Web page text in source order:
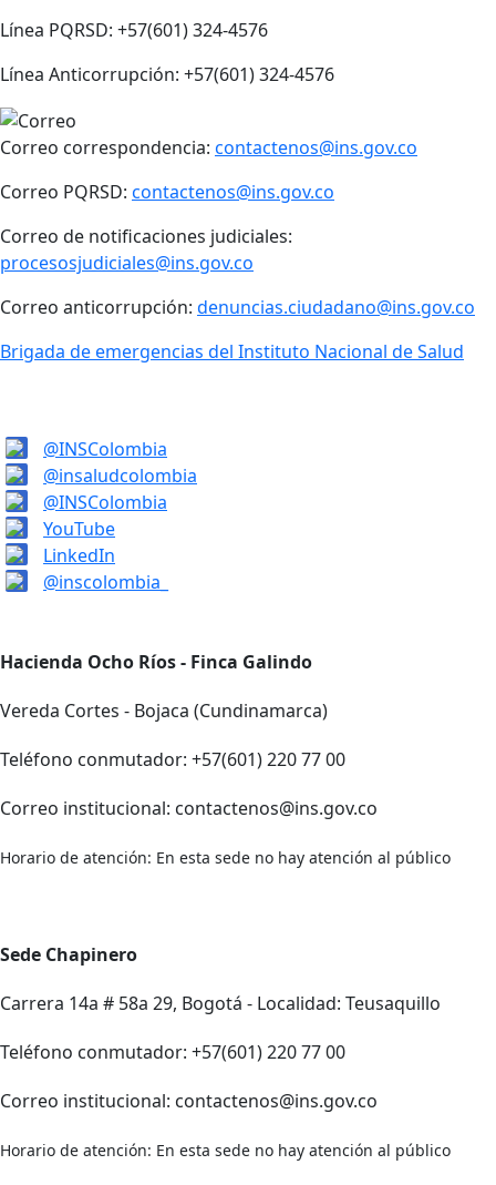
Línea PQRSD: +57(601) 324-4576
Línea Anticorrupción: +57(601) 324-4576
Correo correspondencia: contactenos@ins.gov.co
Correo PQRSD: contactenos@ins.gov.co
Correo de notificaciones judiciales:
procesosjudiciales@ins.gov.co
Correo anticorrupción: denuncias.ciudadano@ins.gov.co
Brigada de emergencias del Instituto Nacional de Salud
@INSColombia
@insaludcolombia
@INSColombia
YouTube
LinkedIn
@inscolombia_
Hacienda Ocho Ríos - Finca Galindo
Vereda Cortes - Bojaca (Cundinamarca)
Teléfono conmutador: +57(601) 220 77 00
Correo institucional: contactenos@ins.gov.co
Horario de atención: En esta sede no hay atención al público
Sede Chapinero
Carrera 14a # 58a 29, Bogotá - Localidad: Teusaquillo
Teléfono conmutador: +57(601) 220 77 00
Correo institucional: contactenos@ins.gov.co
Horario de atención: En esta sede no hay atención al público